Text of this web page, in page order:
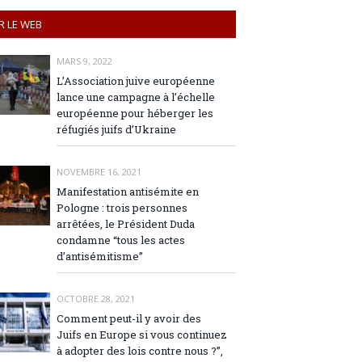
LE WEB
MARS 9, 2022
L’Association juive européenne
lance une campagne à l’échelle
européenne pour héberger les
réfugiés juifs d’Ukraine
NOVEMBRE 16, 2021
Manifestation antisémite en
Pologne : trois personnes
arrêtées, le Président Duda
condamne “tous les actes
d’antisémitisme”
OCTOBRE 28, 2021
Comment peut-il y avoir des
Juifs en Europe si vous continuez
à adopter des lois contre nous ?”,